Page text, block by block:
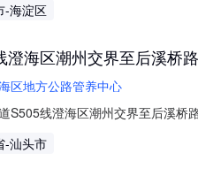
辽宁远醇能源有限公司中国石油
-海淀区
澄海区潮州交界至后溪桥
区地方公路管养中心
S505线澄海区潮州交界至后溪桥
-汕头市